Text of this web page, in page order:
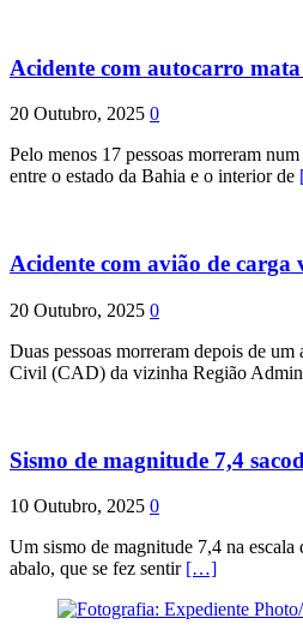
Acidente com autocarro
20 Outubro, 2025 0
Pelo menos 17 pessoas morreram
entre o estado da Bahia e o interior de
Acidente com avião de carga
20 Outubro, 2025 0
Duas pessoas morreram depois de
Civil (CAD) da vizinha Região
Sismo de magnitude 7,4
10 Outubro, 2025 0
Um sismo de magnitude 7,4 na
abalo, que se fez sentir […]